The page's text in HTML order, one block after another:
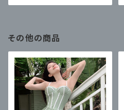
その他の商品